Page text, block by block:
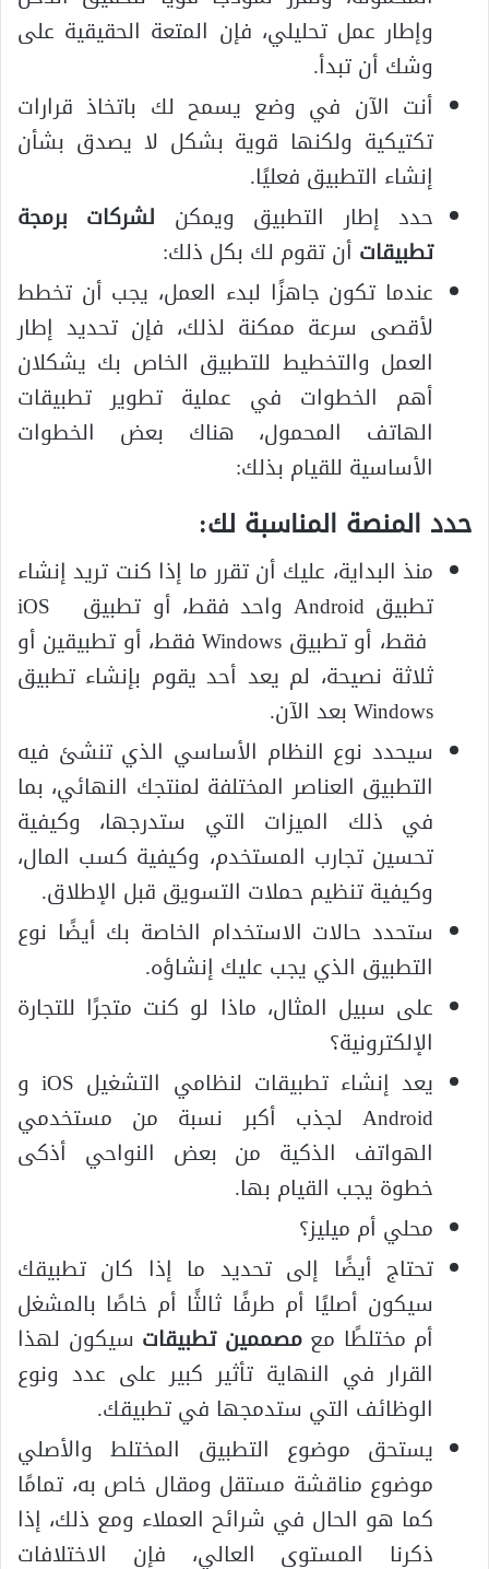
وإطار عمل تحليلي، فإن المتعة الحقيقية على
وشك أن تبدأ.
أنت الآن في وضع يسمح لك باتخاذ قرارات
تكتيكية ولكنها قوية بشكل لا يصدق بشأن
إنشاء التطبيق فعليًا.
حدد إطار التطبيق ويمكن لشركات برمجة
تطبيقات أن تقوم لك بكل ذلك:
عندما تكون جاهزًا لبدء العمل، يجب أن تخطط
لأقصى سرعة ممكنة لذلك، فإن تحديد إطار
العمل والتخطيط للتطبيق الخاص بك يشكلان
أهم الخطوات في عملية تطوير تطبيقات
الهاتف المحمول، هناك بعض الخطوات
الأساسية للقيام بذلك:
حدد المنصة المناسبة لك:
منذ البداية، عليك أن تقرر ما إذا كنت تريد إنشاء
تطبيق Android واحد فقط، أو تطبيق iOS
فقط، أو تطبيق Windows فقط، أو تطبيقين أو
ثلاثة نصيحة، لم يعد أحد يقوم بإنشاء تطبيق
Windows بعد الآن.
سيحدد نوع النظام الأساسي الذي تنشئ فيه
التطبيق العناصر المختلفة لمنتجك النهائي، بما
في ذلك الميزات التي ستدرجها، وكيفية
تحسين تجارب المستخدم، وكيفية كسب المال،
وكيفية تنظيم حملات التسويق قبل الإطلاق.
ستحدد حالات الاستخدام الخاصة بك أيضًا نوع
التطبيق الذي يجب عليك إنشاؤه.
على سبيل المثال، ماذا لو كنت متجرًا للتجارة
الإلكترونية؟
يعد إنشاء تطبيقات لنظامي التشغيل iOS و
Android لجذب أكبر نسبة من مستخدمي
الهواتف الذكية من بعض النواحي أذكى
خطوة يجب القيام بها.
محلي أم ميليز؟
تحتاج أيضًا إلى تحديد ما إذا كان تطبيقك
سيكون أصليًا أم طرفًا ثالثًا أم خاصًا بالمشغل
أم مختلطًا مع مصممين تطبيقات سيكون لهذا
القرار في النهاية تأثير كبير على عدد ونوع
الوظائف التي ستدمجها في تطبيقك.
يستحق موضوع التطبيق المختلط والأصلي
موضوع مناقشة مستقل ومقال خاص به، تمامًا
كما هو الحال في شرائح العملاء ومع ذلك، إذا
ذكرنا المستوى العالي، فإن الاختلافات